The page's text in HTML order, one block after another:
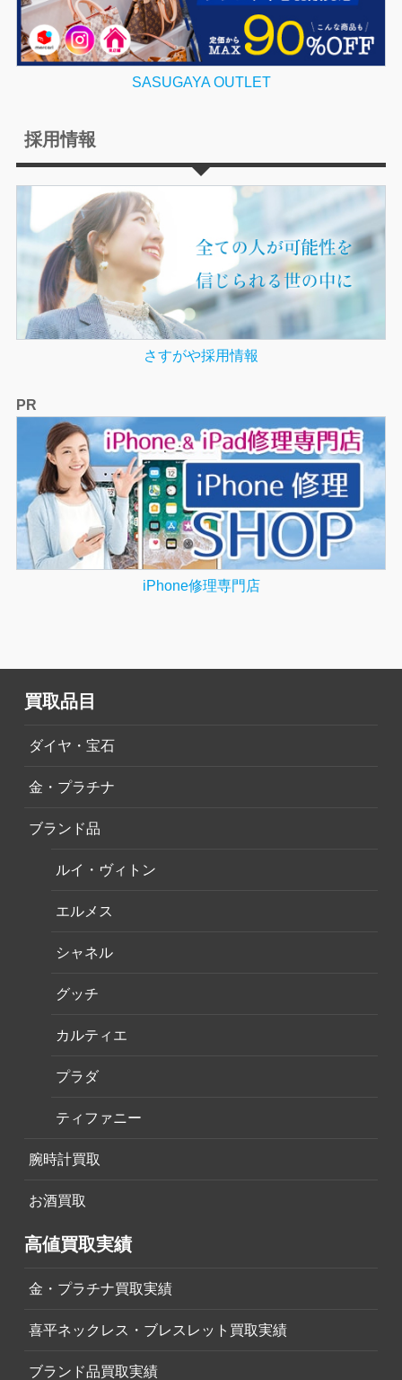
SASUGAYA OUTLET
採用情報
さすがや採用情報
PR
iPhone修理専門店
買取品目
ダイヤ・宝石
金・プラチナ
ブランド品
ルイ・ヴィトン
エルメス
シャネル
グッチ
カルティエ
プラダ
ティファニー
腕時計買取
お酒買取
高値買取実績
金・プラチナ買取実績
喜平ネックレス・ブレスレット買取実績
ブランド品買取実績